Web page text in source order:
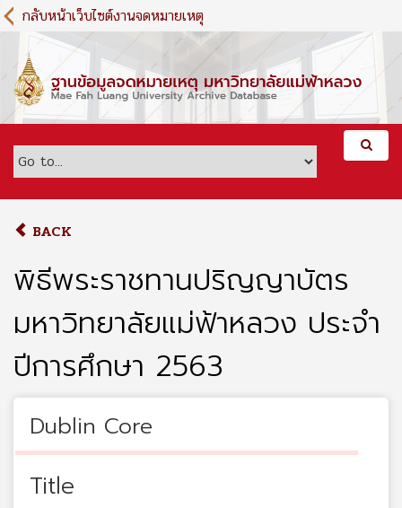
S
k
m
c
กลับหน้าเว็บไซต์งานจดหมายเหตุ
BACK
พิธีพระราชทานปริญญาบัตร
มหาวิทยาลัยแม่ฟ้าหลวง ประจำ
ปีการศึกษา 2563
Dublin Core
Title